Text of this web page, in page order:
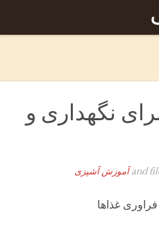
نگهداری و
and آموزش آشپزی